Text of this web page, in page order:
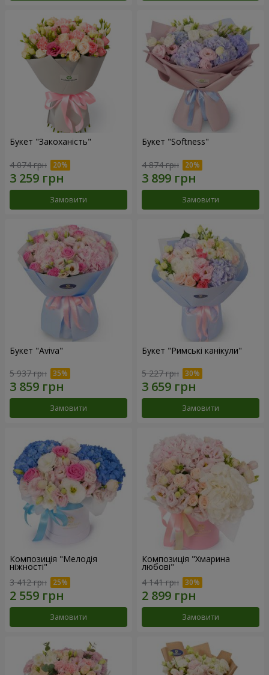
Букет "Закоханість"
4 074 грн
Замовити
Букет "Softness"
4 874 грн
Замовити
Букет "Aviva"
5 937 грн
Замовити
Букет "Римські канікули"
5 227 грн
Замовити
Композиція "Мелодія
ніжності"
3 412 грн
Замовити
Композиція "Хмарина
любові"
4 141 грн
Замовити